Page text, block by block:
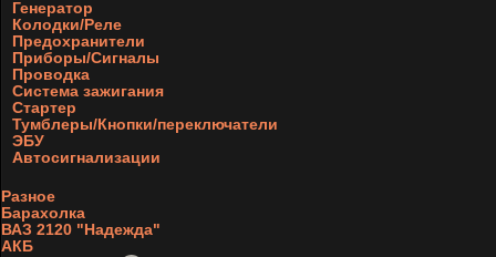
Генератор
Колодки/Реле
Предохранители
Приборы/Сигналы
Проводка
Система зажигания
Стартер
Тумблеры/Кнопки/переключатели
ЭБУ
Автосигнализации
Разное
Барахолка
ВАЗ 2120 "Надежда"
АКБ